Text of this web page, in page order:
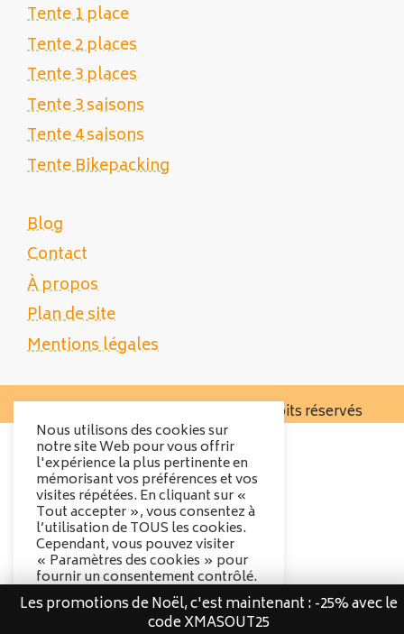
Tente 1 place
Tente 2 places
Tente 3 places
Tente 3 saisons
Tente 4 saisons
Tente Bikepacking
Blog
Contact
À propos
Plan de site
Mentions légales
Copyright 2025 Tente Trek - Tous droits réservés
Nous utilisons des cookies sur
notre site Web pour vous offrir
l'expérience la plus pertinente en
mémorisant vos préférences et vos
visites répétées. En cliquant sur «
Tout accepter », vous consentez à
l’utilisation de TOUS les cookies.
Cependant, vous pouvez visiter
« Paramètres des cookies » pour
fournir un consentement contrôlé.
Options des cookies
Les promotions de Noël, c'est maintenant : -25% avec le
code XMASOUT25